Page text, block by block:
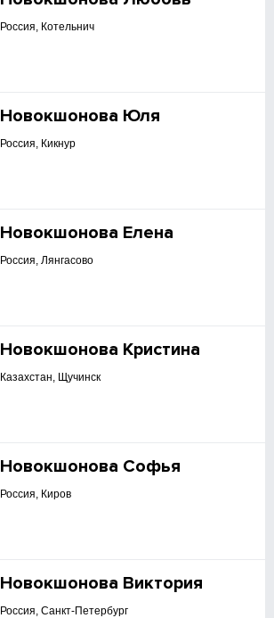
Россия, Котельнич
Новокшонова Юля
Россия, Кикнур
Новокшонова Елена
Россия, Лянгасово
Новокшонова Кристина
Казахстан, Щучинск
Новокшонова Софья
Россия, Киров
Новокшонова Виктория
Россия, Санкт-Петербург